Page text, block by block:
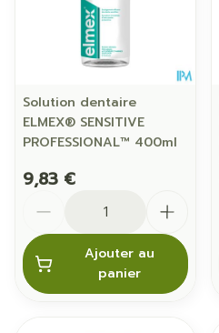
Solution dentaire
ELMEX® SENSITIVE
PROFESSIONAL™ 400ml
9,83 €
Ajouter au
panier